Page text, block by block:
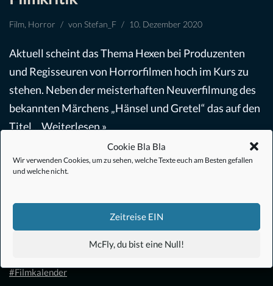
Cookie Bla Bla
Wir verwenden Cookies, um zu sehen, welche Texte euch am Besten gefallen
und welche nicht.
Zeitreise EIN
McFly, du bist eine Null!
Film Horror von Stefan_F 10. Dezember 2020
Aktuell scheint das Thema Hexen bei Produzenten
und Regisseuren von Horrorfilmen hoch im Kurs zu
stehen. Neben der meisterhaften Neuverfilmung des
bekannten Märchens „Hänsel und Gretel“ das auf den
Titel… Weiterlesen »
#Anime
#Filmkalender